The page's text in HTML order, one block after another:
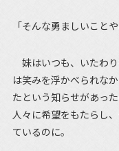
「そんな勇ましいこと
妹はいつも、いたわ
は笑みを浮かべられな
たという知らせがあっ
人々に希望をもたらし
ているのに。